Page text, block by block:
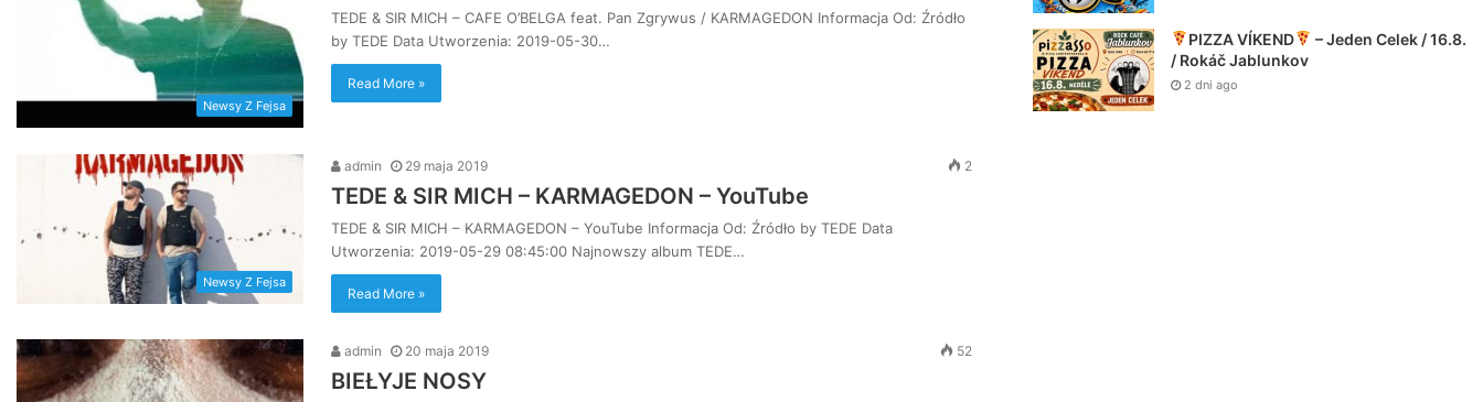
Newsy Z Fejsa
TEDE & SIR MICH – CAFE O’BELGA feat. Pan Zgrywus / KARMAGEDON Informacja Od: Źródło
by TEDE Data Utworzenia: 2019-05-30…
Read More »
Newsy Z Fejsa
admin 29 maja 2019 2
TEDE & SIR MICH – KARMAGEDON – YouTube
TEDE & SIR MICH – KARMAGEDON – YouTube Informacja Od: Źródło by TEDE Data
Utworzenia: 2019-05-29 08:45:00 Najnowszy album TEDE…
Read More »
admin 20 maja 2019 52
BIEŁYJE NOSY
PIZZA VÍKEND
– Jeden Celek / 16.8.
/ Rokáč Jablunkov
2 dni ago